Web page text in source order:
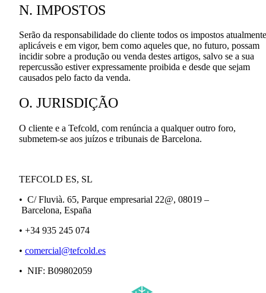
N. IMPOSTOS
Serão da responsabilidade do cliente todos os impostos atualmente
aplicáveis e em vigor, bem como aqueles que, no futuro, possam
incidir sobre a produção ou venda destes artigos, salvo se a sua
repercussão estiver expressamente proibida e desde que sejam
causados pelo facto da venda.
O. JURISDIÇÃO
O cliente e a Tefcold, com renúncia a qualquer outro foro,
submetem-se aos juízos e tribunais de Barcelona.
TEFCOLD ES, SL
• C/ Fluvià. 65, Parque empresarial 22@, 08019 –
Barcelona, España
• +34 935 245 074
• comercial@tefcold.es
• NIF: B09802059